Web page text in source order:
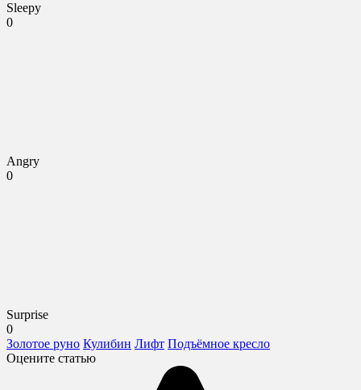
Sleepy
0
Angry
0
Surprise
0
Золотое руно Кулибин Лифт Подъёмное кресло
Оцените статью